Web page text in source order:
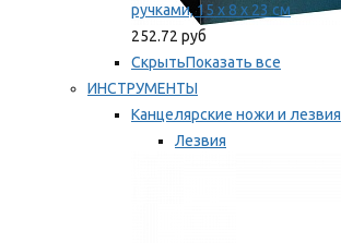
ручками, 15 х 8 х 23 см
252.72 руб
СкрытьПоказать все
ИНСТРУМЕНТЫ
Канцелярские ножи и лезвия
Лезвия